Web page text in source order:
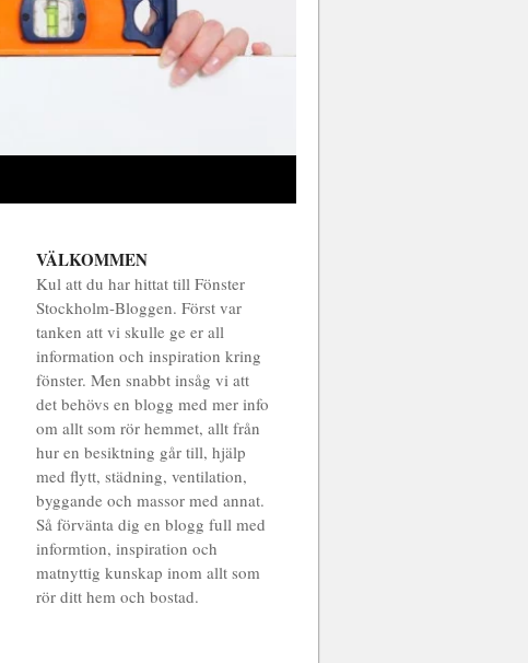
VÄLKOMMEN
Kul att du har hittat till Fönster
Stockholm-Bloggen. Först var
tanken att vi skulle ge er all
information och inspiration kring
fönster. Men snabbt insåg vi att
det behövs en blogg med mer info
om allt som rör hemmet, allt från
hur en besiktning går till, hjälp
med flytt, städning, ventilation,
byggande och massor med annat.
Så förvänta dig en blogg full med
informtion, inspiration och
matnyttig kunskap inom allt som
rör ditt hem och bostad.